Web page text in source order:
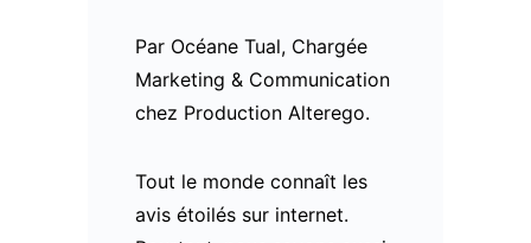
Par Océane Tual, Chargée
Marketing & Communication
chez Production Alterego.
Tout le monde connaît les
avis étoilés sur internet.